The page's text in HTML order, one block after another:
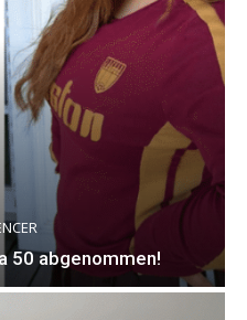
50 abgenommen!